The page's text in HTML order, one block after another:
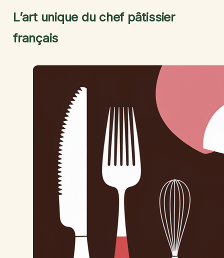
L’art unique du chef pâtissier
français